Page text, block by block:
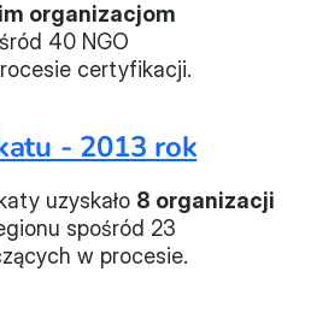
organizacjom
40 NGO
certyfikacji.
- 2013 rok
uzyskało 8 organizacji
spośród 23
w procesie.